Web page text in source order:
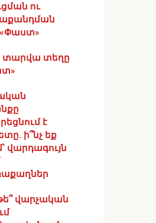
ու
«Փաստ»
տարվա տեղը
է
ի՞նչ եք
վարդագույն
վարչական